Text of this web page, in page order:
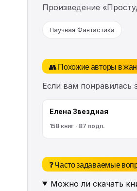
Произведение
Научная Фантастика
👥 Похожие авторы в
Если вам понравилась
Елена Звездная
158 книг · 87 подп.
❓ Часто задаваемые
Можно ли скачать